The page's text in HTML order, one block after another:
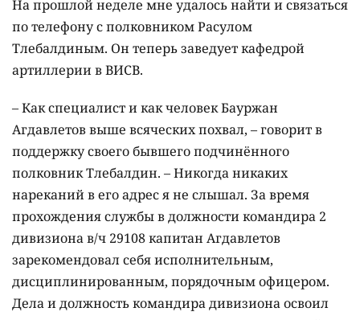
На прошлой неделе мне удалось найти и связаться
по телефону с полковником Расулом
Тлебалдиным. Он теперь заведует кафедрой
артиллерии в ВИСВ.
– Как специалист и как человек Бауржан
Агдавлетов выше всяческих похвал, – говорит в
поддержку своего бывшего подчинённого
полковник Тлебалдин. – Никогда никаких
нареканий в его адрес я не слышал. За время
прохождения службы в должности командира 2
дивизиона в/ч 29108 капитан Агдавлетов
зарекомендовал себя исполнительным,
дисциплинированным, порядочным офицером.
Дела и должность командира дивизиона освоил